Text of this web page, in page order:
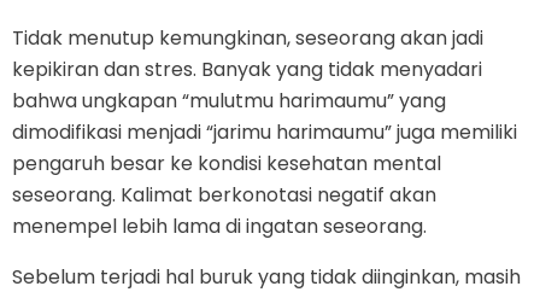
Tidak menutup kemungkinan, seseorang akan jadi
kepikiran dan stres. Banyak yang tidak menyadari
bahwa ungkapan “mulutmu harimaumu” yang
dimodifikasi menjadi “jarimu harimaumu” juga memiliki
pengaruh besar ke kondisi kesehatan mental
seseorang. Kalimat berkonotasi negatif akan
menempel lebih lama di ingatan seseorang.
Sebelum terjadi hal buruk yang tidak diinginkan, masih